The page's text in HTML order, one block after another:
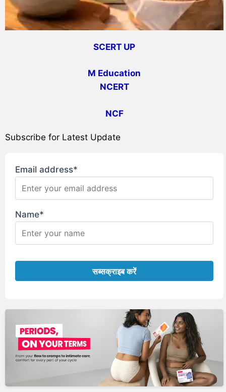
SCERT UP
M Education
NCERT
NCF
Subscribe for Latest Update
Email address*
Name*